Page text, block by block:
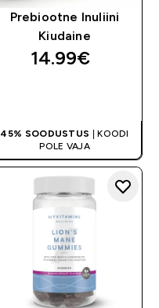
Prebiootne Inuliini
Kiudaine
14.99€‎
45% SOODUSTUS | KOODI
POLE VAJA